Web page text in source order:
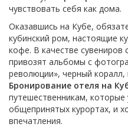
чувствовать себя как дома.
Оказавшись на Кубе,
кубинский ром, настоящие
кофе. В качестве
привозят альбомы с
революции», черный коралл,
Бронирование отеля на
путешественникам,
общепринятых курортах, и
впечатления.